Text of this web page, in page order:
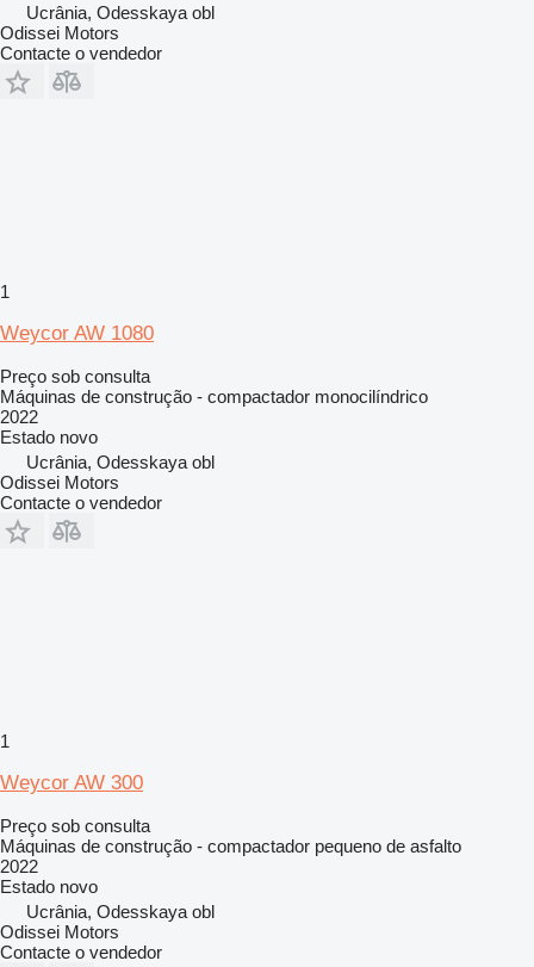
Ucrânia, Odesskaya obl
Odissei Motors
Contacte o vendedor
1
Weycor AW 1080
Preço sob consulta
Máquinas de construção - compactador monocilíndrico
2022
Estado novo
Ucrânia, Odesskaya obl
Odissei Motors
Contacte o vendedor
1
Weycor AW 300
Preço sob consulta
Máquinas de construção - compactador pequeno de asfalto
2022
Estado novo
Ucrânia, Odesskaya obl
Odissei Motors
Contacte o vendedor